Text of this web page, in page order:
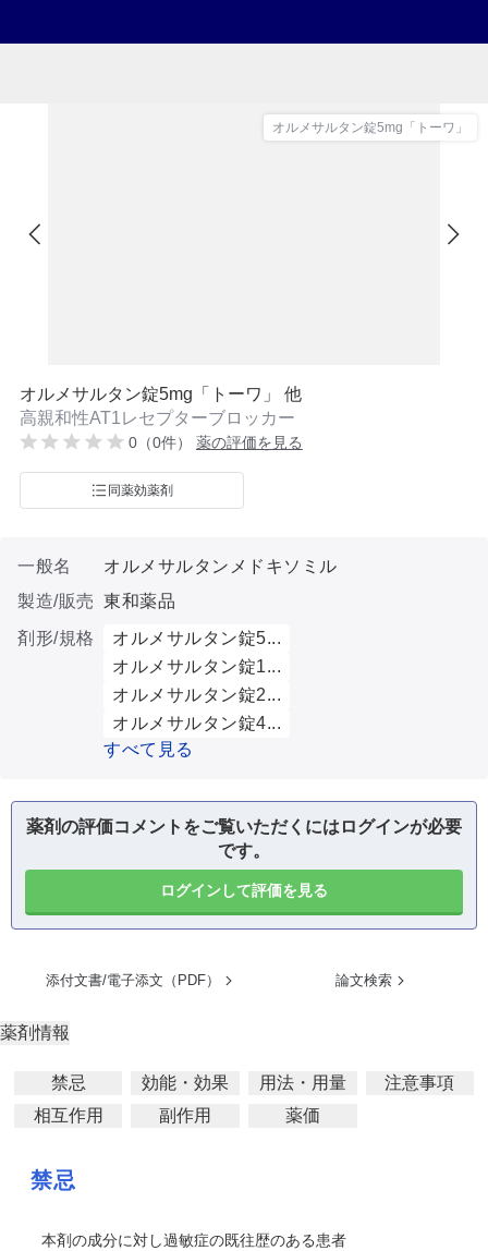
オルメサルタン錠5mg「トーワ」
オルメサルタン錠5mg「トーワ」 他
高親和性AT1レセプターブロッカー
0（0件） 薬の評価を見る
同薬効薬剤
一般名
オルメサルタンメドキソミル
製造/販売 東和薬品
剤形/規格
オルメサルタン錠5...
オルメサルタン錠1...
オルメサルタン錠2...
オルメサルタン錠4...
すべて見る
薬剤の評価コメントをご覧いただくにはログインが必要
です。
ログインして評価を見る
添付文書/電子添文（PDF） 論文検索
薬剤情報
禁忌 効能・効果 用法・用量
注意事項
相互作用
副作用 薬価
禁忌
本剤の成分に対し過敏症の既往歴のある患者